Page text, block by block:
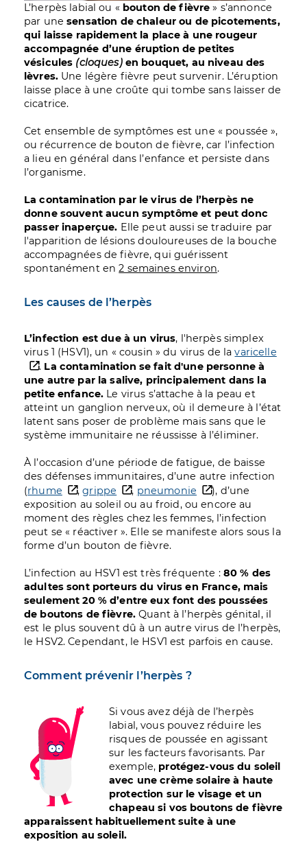
L’herpès labial ou « bouton de fièvre » s’annonce
par unesensation de chaleur ou de picotements,
qui laisse rapidement la place à une rougeur
accompagnée d’une éruption de petites
vésicules (cloques)en bouquet, au niveau des
lèvres. Une légère fièvre peut survenir. L’éruption
laisse place à une croûte qui tombe sans laisser de
cicatrice.
Cet ensemble de symptômes est une « poussée »,
ou récurrence de bouton de fièvre, car l’infection
a lieu en général dans l’enfance et persiste dans
l’organisme.
La contamination par le virus de l’herpès ne
donne souvent aucun symptôme et peut donc
passer inaperçue. Elle peut aussi se traduire par
l'apparition de lésions douloureuses de la bouche
accompagnées de fièvre, qui guérissent
spontanément en2 semaines environ.
Les causes de l’herpès
L’infection est due à un virus, l'herpès simplex
virus 1 (HSV1), un « cousin » du virus de lavaricelle
. La contamination se fait d'une personne à
une autre par la salive, principalement dans la
petite enfance. Le virus s’attache à la peau et
atteint un ganglion nerveux, où il demeure à l’état
latent sans poser de problème mais sans que le
système immunitaire ne réussisse à l’éliminer.
À l’occasion d’une période de fatigue, de baisse
des défenses immunitaires, d’une autre infection
(rhume ,grippe , pneumonie
), d’une
exposition au soleil ou au froid, ou encore au
moment des règles chez les femmes, l’infection
peut se « réactiver ». Elle se manifeste alors sous la
forme d’un bouton de fièvre.
L’infection au HSV1 est très fréquente : 80 % des
adultes sont porteurs du virus en France, mais
seulement 20 % d’entre eux font des poussées
de boutons de fièvre. Quant à l’herpès génital, il
est le plus souvent dû à un autre virus de l’herpès,
le HSV2. Cependant, le HSV1 est parfois en cause.
Comment prévenir l’herpès ?
Si vous avez déjà de l’herpès
labial, vous pouvez réduire les
risques de poussée en agissant
sur les facteurs favorisants. Par
exemple, protégez-vous du soleil
avec une crème solaire à haute
protection sur le visage et un
chapeau si vos boutons de fièvre
apparaissent habituellement suite à une
exposition au soleil.